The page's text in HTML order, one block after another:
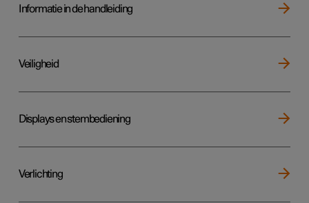
Informatie in de handleiding
Veiligheid
Displays en stembediening
Verlichting